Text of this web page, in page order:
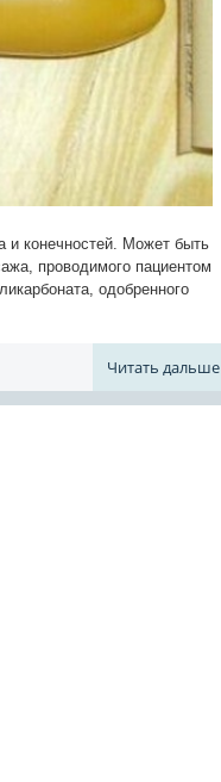
и конечностей. Может быть
проводимого пациентом
одобренного
Читать дальше